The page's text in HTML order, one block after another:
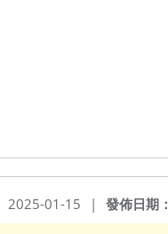
發佈日期：
2025-01-15 |